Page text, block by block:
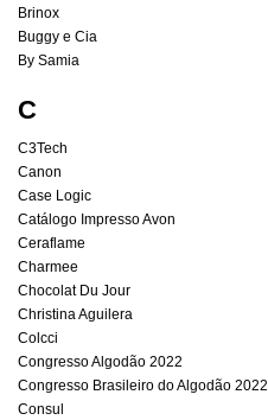
Brinox
Buggy e Cia
By Samia
C
C3Tech
Canon
Case Logic
Catálogo Impresso Avon
Ceraflame
Charmee
Chocolat Du Jour
Christina Aguilera
Colcci
Congresso Algodão 2022
Congresso Brasileiro do Algodão 2022
Consul